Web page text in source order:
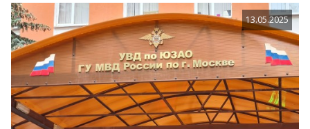
13.05.2025